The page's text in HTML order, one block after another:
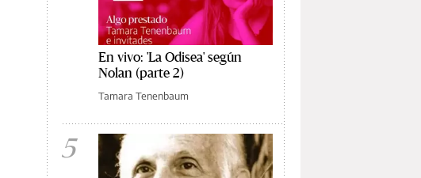
En vivo: 'La Odisea' según
Nolan (parte 2)
Tamara Tenenbaum
5